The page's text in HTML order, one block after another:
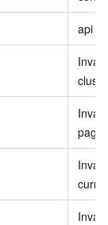
api